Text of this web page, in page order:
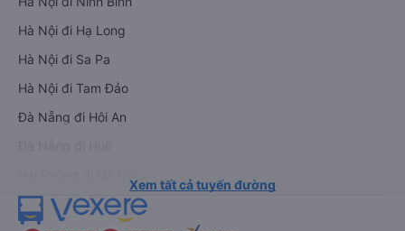
Hà Nội đi Hạ Long
Hà Nội đi Sa Pa
Hà Nội đi Tam Đảo
Đà Nẵng đi Hội An
Xem tất cả tuyến đường